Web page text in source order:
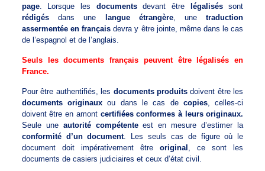
page. Lorsque les documentsdevant être légaliséssont
rédigésdans une langue étrangère, unetraduction
assermentée en français devra y être jointe, même dans le cas
de l’espagnol et de l’anglais.
Seuls les documents français peuvent être légalisés en
France.
Pour être authentifiés, les documents produitsdoivent être les
documents originaux ou dans le cas de copies, celles-ci
doivent être en amont certifiées conformes à leurs originaux.
Seule une autorité compétenteest en mesure d’estimer la
conformité d’un document. Les seuls cas de figure où le
document doit impérativement êtreoriginal
, ce sont les
documents de casiers judiciaires et ceux d’état civil.